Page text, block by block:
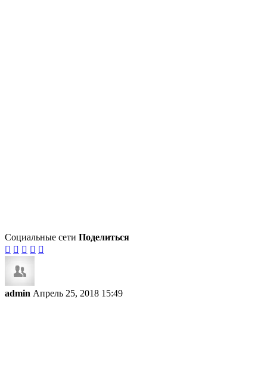
Социальные сети Поделиться
    
admin Апрель 25, 2018 15:49